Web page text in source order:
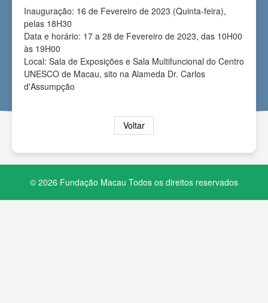
Inauguração: 16 de Fevereiro de 2023 (Quinta-feira),
pelas 18H30
Data e horário: 17 a 28 de Fevereiro de 2023, das 10H00
às 19H00
Local: Sala de Exposições e Sala Multifuncional do Centro
UNESCO de Macau, sito na Alameda Dr. Carlos
d'Assumpção
Voltar
© 2026 Fundação Macau Todos os direitos reservados